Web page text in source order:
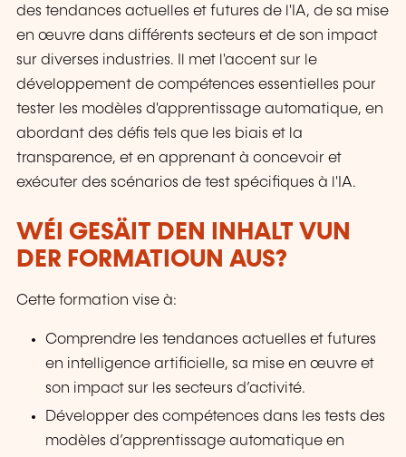
des tendances actuelles et futures de l'IA, de sa mise
en œuvre dans différents secteurs et de son impact
sur diverses industries. Il met l'accent sur le
développement de compétences essentielles pour
tester les modèles d'apprentissage automatique, en
abordant des défis tels que les biais et la
transparence, et en apprenant à concevoir et
exécuter des scénarios de test spécifiques à l'IA.
WÉI GESÄIT DEN INHALT VUN
DER FORMATIOUN AUS?
Cette formation vise à:
Comprendre les tendances actuelles et futures
en intelligence artificielle, sa mise en œuvre et
son impact sur les secteurs d’activité.
Développer des compétences dans les tests des
modèles d’apprentissage automatique en